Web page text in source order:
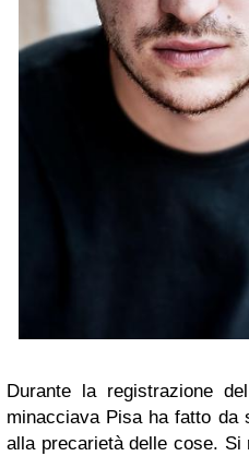
Durante la registrazione
minacciava Pisa ha fatto da
alla precarietà delle cose.